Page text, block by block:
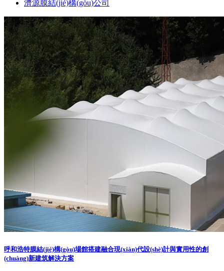
濟源膜結(jié)構(gòu)公司
呼和浩特膜結(jié)構(gòu)場館搭建融合現(xiàn)代設(shè)計與實用性的創
(chuàng)新建筑解決方案